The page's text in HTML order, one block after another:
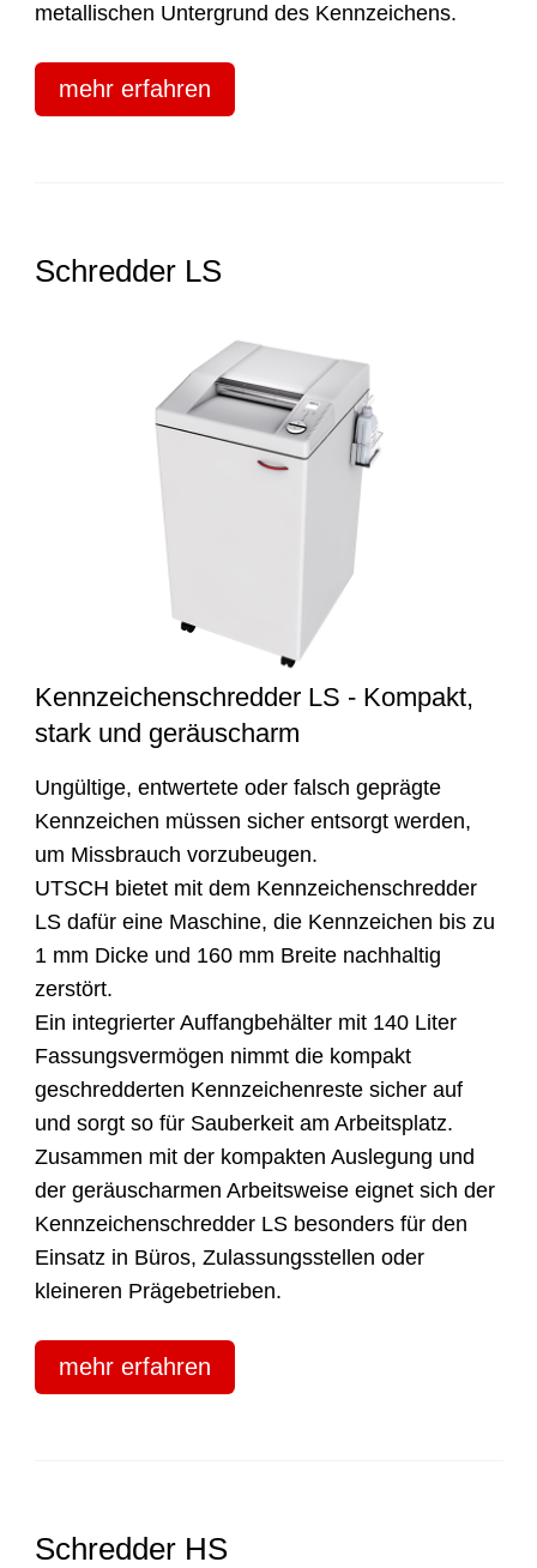
metallischen Untergrund des Kennzeichens.
mehr erfahren
Schredder LS
Kennzeichenschredder LS - Kompakt,
stark und geräuscharm
Ungültige, entwertete oder falsch geprägte
Kennzeichen müssen sicher entsorgt werden,
um Missbrauch vorzubeugen.
UTSCH bietet mit dem Kennzeichenschredder
LS dafür eine Maschine, die Kennzeichen bis zu
1 mm Dicke und 160 mm Breite nachhaltig
zerstört.
Ein integrierter Auffangbehälter mit 140 Liter
Fassungsvermögen nimmt die kompakt
geschredderten Kennzeichenreste sicher auf
und sorgt so für Sauberkeit am Arbeitsplatz.
Zusammen mit der kompakten Auslegung und
der geräuscharmen Arbeitsweise eignet sich der
Kennzeichenschredder LS besonders für den
Einsatz in Büros, Zulassungsstellen oder
kleineren Prägebetrieben.
mehr erfahren
Schredder HS